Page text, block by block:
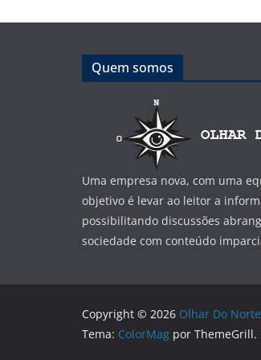
Quem somos
Uma empresa nova, com uma
objetivo é levar ao leitor a
possibilitando discussões
sociedade com conteúdo
Copyright © 2026 Olhar Do Norte
Tema: ColorMag por ThemeGrill.